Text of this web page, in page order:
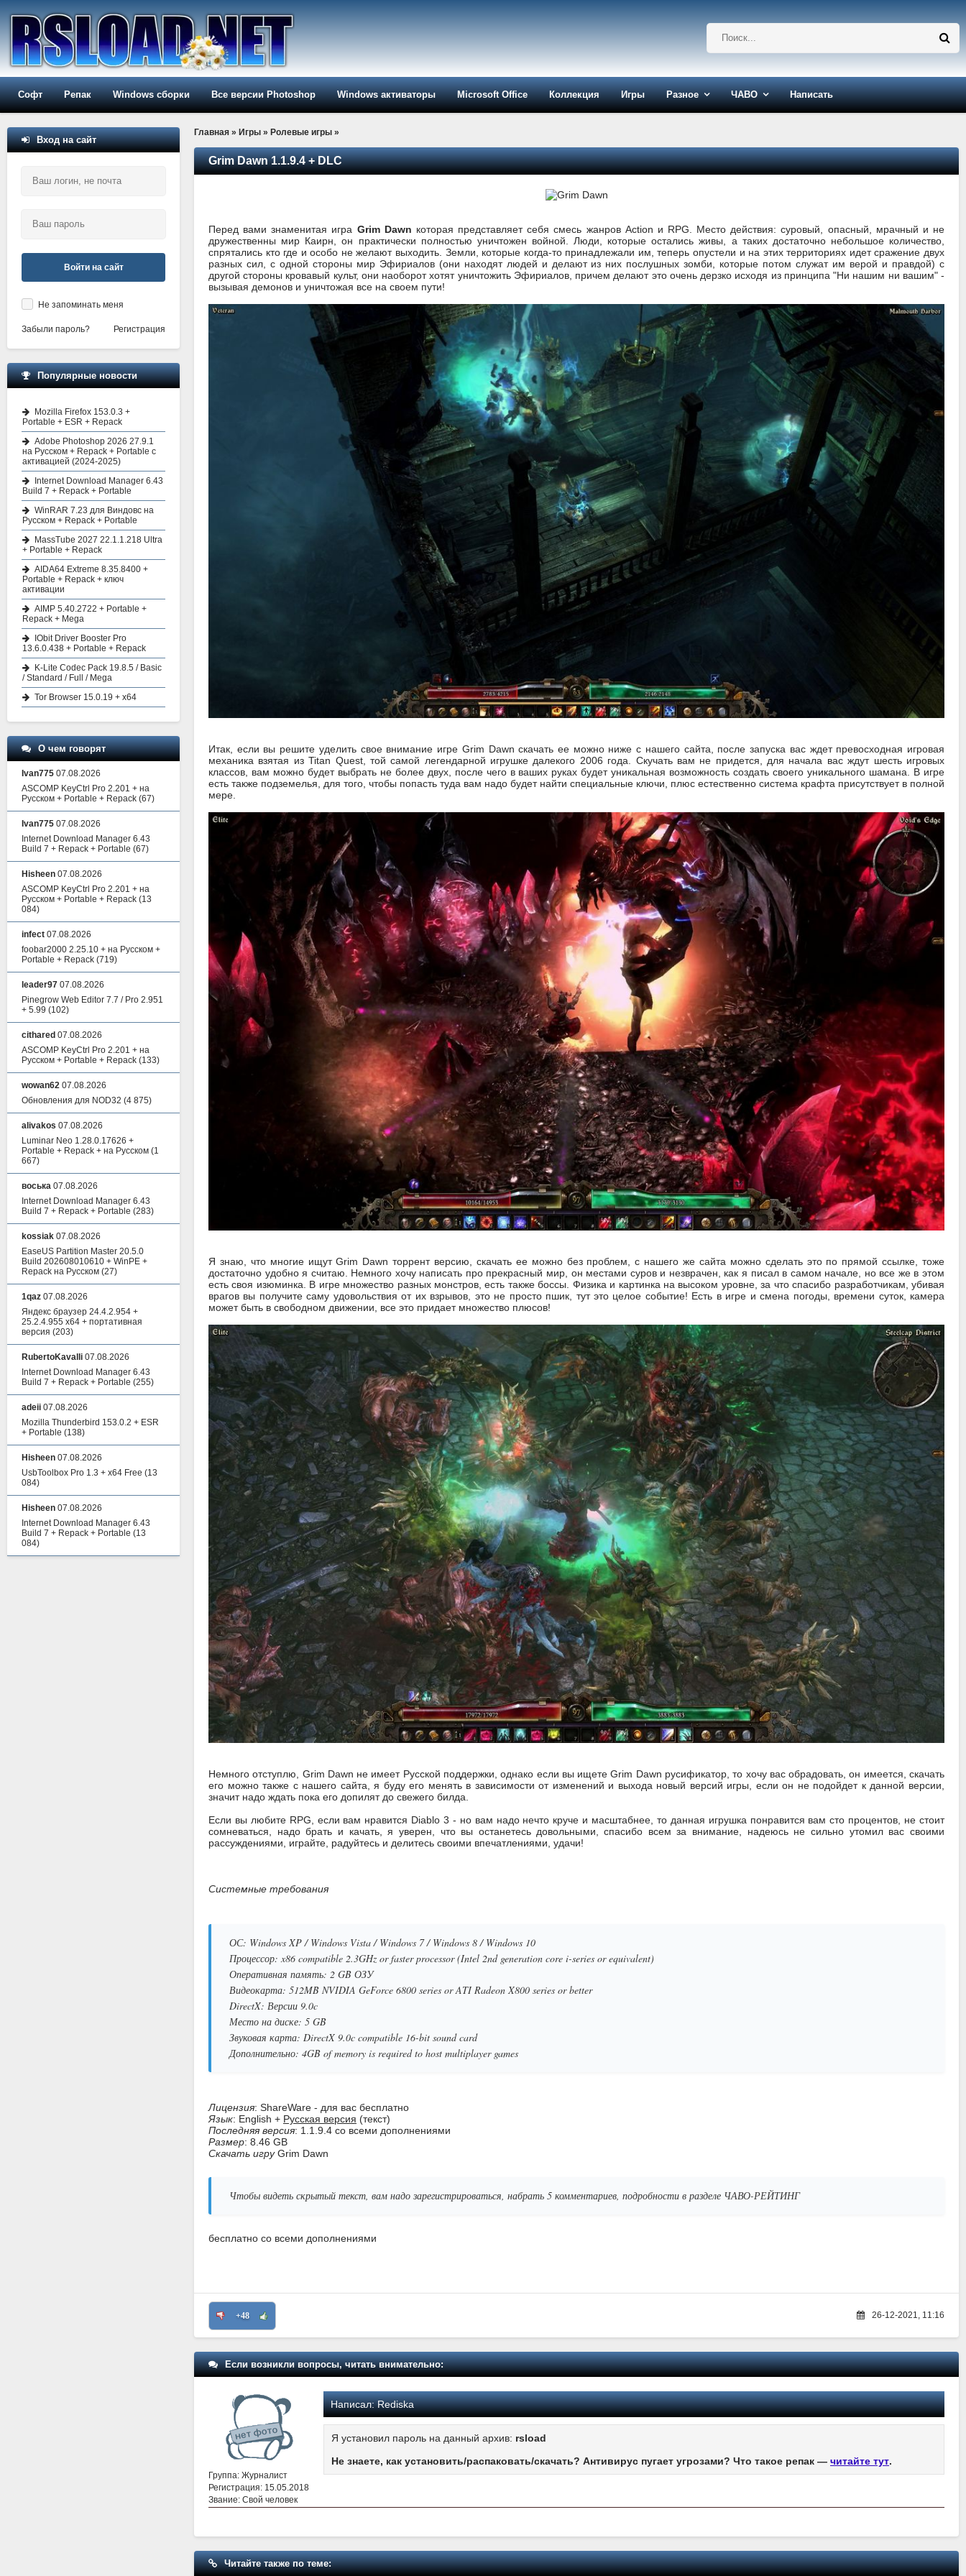
Софт Репак Windows сборки Все версии Photoshop Windows активаторы Microsoft Office Коллекция Игры Разное ЧАВО Написать
Главная » Игры » Ролевые игры »
Grim Dawn 1.1.9.4 + DLC
Перед вами знаменитая игра Grim Dawn которая представляет себя смесь жанров Action и RPG. Место действия: суровый, опасный, мрачный и не
дружественны мир Каирн, он практически полностью уничтожен войной. Люди, которые остались живы, а таких достаточно небольшое количество,
спрятались кто где и особо не желают выходить. Земли, которые когда-то принадлежали им, теперь опустели и на этих территориях идет сражение двух
разных сил, с одной стороны мир Эфириалов (они находят людей и делают из них послушных зомби, которые потом служат им верой и правдой) с
другой стороны кровавый культ, они наоборот хотят уничтожить Эфириалов, причем делают это очень дерзко исходя из принципа "Ни нашим ни вашим" -
вызывая демонов и уничтожая все на своем пути!
Итак, если вы решите уделить свое внимание игре Grim Dawn скачать ее можно ниже с нашего сайта, после запуска вас ждет превосходная игровая
механика взятая из Titan Quest, той самой легендарной игрушке далекого 2006 года. Скучать вам не придется, для начала вас ждут шесть игровых
классов, вам можно будет выбрать не более двух, после чего в ваших руках будет уникальная возможность создать своего уникального шамана. В игре
есть также подземелья, для того, чтобы попасть туда вам надо будет найти специальные ключи, плюс естественно система крафта присутствует в полной
мере.
Я знаю, что многие ищут Grim Dawn торрент версию, скачать ее можно без проблем, с нашего же сайта можно сделать это по прямой ссылке, тоже
достаточно удобно я считаю. Немного хочу написать про прекрасный мир, он местами суров и незврачен, как я писал в самом начале, но все же в этом
есть своя изюминка. В игре множество разных монстров, есть также боссы. Физика и картинка на высоком уровне, за что спасибо разработчикам, убивая
врагов вы получите саму удовольствия от их взрывов, это не просто пшик, тут это целое событие! Есть в игре и смена погоды, времени суток, камера
может быть в свободном движении, все это придает множество плюсов!
Немного отступлю, Grim Dawn не имеет Русской поддержки, однако если вы ищете Grim Dawn русификатор, то хочу вас обрадовать, он имеется, скачать
его можно также с нашего сайта, я буду его менять в зависимости от изменений и выхода новый версий игры, если он не подойдет к данной версии,
значит надо ждать пока его допилят до свежего билда.
Если вы любите RPG, если вам нравится Diablo 3 - но вам надо нечто круче и масштабнее, то данная игрушка понравится вам сто процентов, не стоит
сомневаться, надо брать и качать, я уверен, что вы останетесь довольными, спасибо всем за внимание, надеюсь не сильно утомил вас своими
рассуждениями, играйте, радуйтесь и делитесь своими впечатлениями, удачи!
Системные требования
ОС: Windows XP / Windows Vista / Windows 7 / Windows 8 / Windows 10
Процессор: x86 compatible 2.3GHz or faster processor (Intel 2nd generation core i-series or equivalent)
Оперативная память: 2 GB ОЗУ
Видеокарта: 512MB NVIDIA GeForce 6800 series or ATI Radeon X800 series or better
DirectX: Версии 9.0c
Место на диске: 5 GB
Звуковая карта: DirectX 9.0c compatible 16-bit sound card
Дополнительно: 4GB of memory is required to host multiplayer games
Лицензия: ShareWare - для вас бесплатно
Язык: English + Русская версия (текст)
Последняя версия: 1.1.9.4 со всеми дополнениями
Размер: 8.46 GB
Скачать игруGrim Dawn
Чтобы видеть скрытый текст, вам надо зарегистрироваться, набрать 5 комментариев, подробности в разделе ЧАВО-РЕЙТИНГ
бесплатно со всеми дополнениями
+48 26-12-2021, 11:16
Если возникли вопросы, читать внимательно:
Группа: Журналист
Регистрация: 15.05.2018
Звание: Свой человек
Написал:Rediska
Я установил пароль на данный архив: rsload
Не знаете, как установить/распаковать/скачать? Антивирус пугает угрозами? Что такое репак — читайте тут.
Читайте также по теме:
Вход на сайт
Войти на сайт
Не запоминать меня
Забыли пароль? Регистрация
Популярные новости
Mozilla Firefox 153.0.3 +
Portable + ESR + Repack
Adobe Photoshop 2026 27.9.1
на Русском + Repack + Portable с
активацией (2024-2025)
Internet Download Manager 6.43
Build 7 + Repack + Portable
WinRAR 7.23 для Виндовс на
Русском + Repack + Portable
MassTube 2027 22.1.1.218 Ultra
+ Portable + Repack
AIDA64 Extreme 8.35.8400 +
Portable + Repack + ключ
активации
AIMP 5.40.2722 + Portable +
Repack + Mega
IObit Driver Booster Pro
13.6.0.438 + Portable + Repack
K-Lite Codec Pack 19.8.5 / Basic
/ Standard / Full / Mega
Tor Browser 15.0.19 + x64
О чем говорят
Ivan775 07.08.2026
ASCOMP KeyCtrl Pro 2.201 + на
Русском + Portable + Repack (67)
Ivan775 07.08.2026
Internet Download Manager 6.43
Build 7 + Repack + Portable (67)
Hisheen 07.08.2026
ASCOMP KeyCtrl Pro 2.201 + на
Русском + Portable + Repack (13
084)
infect 07.08.2026
foobar2000 2.25.10 + на Русском +
Portable + Repack (719)
leader97 07.08.2026
Pinegrow Web Editor 7.7 / Pro 2.951
+ 5.99 (102)
cithared 07.08.2026
ASCOMP KeyCtrl Pro 2.201 + на
Русском + Portable + Repack (133)
wowan62 07.08.2026
Обновления для NOD32 (4 875)
alivakos 07.08.2026
Luminar Neo 1.28.0.17626 +
Portable + Repack + на Русском (1
667)
воська 07.08.2026
Internet Download Manager 6.43
Build 7 + Repack + Portable (283)
kossiak 07.08.2026
EaseUS Partition Master 20.5.0
Build 202608010610 + WinPE +
Repack на Русском (27)
1qaz 07.08.2026
Яндекс браузер 24.4.2.954 +
25.2.4.955 x64 + портативная
версия (203)
RubertoKavalli 07.08.2026
Internet Download Manager 6.43
Build 7 + Repack + Portable (255)
adeii 07.08.2026
Mozilla Thunderbird 153.0.2 + ESR
+ Portable (138)
Hisheen 07.08.2026
UsbToolbox Pro 1.3 + x64 Free (13
084)
Hisheen 07.08.2026
Internet Download Manager 6.43
Build 7 + Repack + Portable (13
084)